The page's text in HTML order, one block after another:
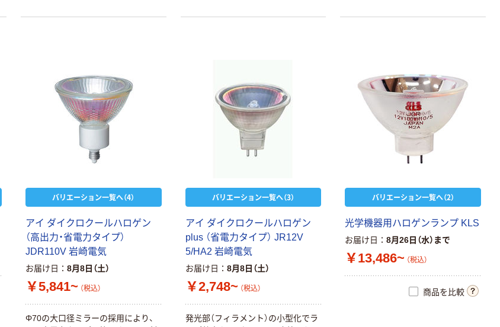
わせにより、約30%の高照度化を実
バリエーション一覧へ（4）
アイ ダイクロクールハロゲン
（高出力・省電力タイプ）
JDR110V 岩崎電気
お届け日 8月8日（土）
￥5,841~ （税込）
Φ70の大口径ミラーの採用により、
バリエーション一覧へ（3）
アイ ダイクロクールハロゲン
plus （省電力タイプ） JR12V
5/HA2 岩崎電気
お届け日 8月8日（土）
￥2,748~ （税込）
発光部（フィラメント）の小型化でラ
バリエーション一覧へ（2）
光学機器用ハロゲンランプ KLS
お届け日 8月26日（水）まで
￥13,486~ （税込）
商品を比較